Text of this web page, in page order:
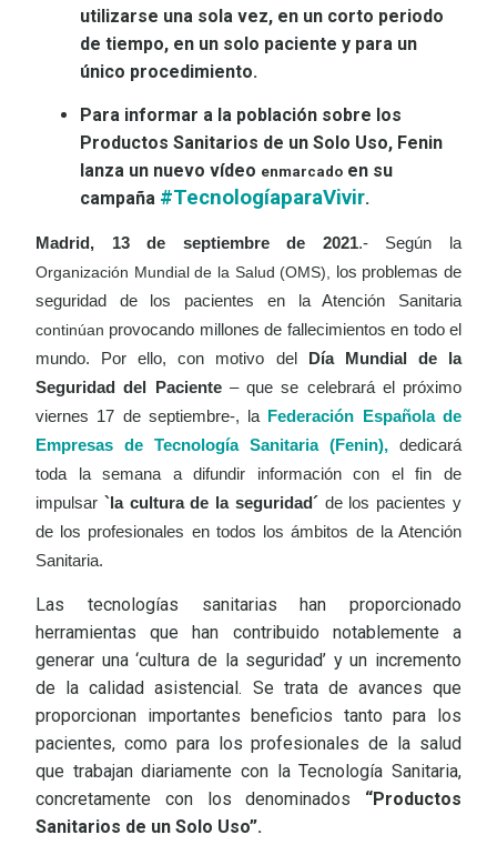
utilizarse una sola vez, en un corto periodo
de tiempo, en un solo paciente y para un
único procedimiento.
Para informar a la población sobre los
Productos Sanitarios de un Solo Uso, Fenin
lanza un nuevo vídeo enmarcado en su
campaña #TecnologíaparaVivir.
Madrid, 13 de septiembre de 2021.- Según la
Organización Mundial de la Salud (OMS), los problemas de
seguridad de los pacientes en la Atención Sanitaria
continúan provocando millones de fallecimientos en todo el
mundo. Por ello, con motivo del
Día Mundial de la
Seguridad del Paciente– que se celebrará el próximo
viernes 17 de septiembre-, la Federación Española de
Empresas de Tecnología Sanitaria (Fenin), dedicará
toda la semana a difundir información con el fin de
impulsar `la cultura de la seguridad´de los pacientes y
de los profesionales en todos los ámbitos de la Atención
Sanitaria.
Las tecnologías sanitarias han proporcionado
herramientas que han contribuido notablemente a
generar una ‘cultura de la seguridad’ y un incremento
de la calidad asistencial. Se trata de avances que
proporcionan importantes beneficios tanto para los
pacientes, como para los profesionales de la salud
que trabajan diariamente con la Tecnología Sanitaria,
concretamente con los denominados “Productos
Sanitarios de un Solo Uso”.